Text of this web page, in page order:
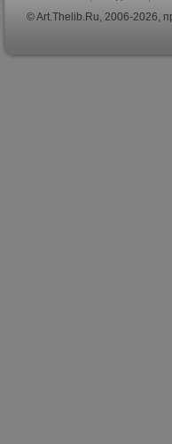
© Art.Thelib.Ru, 2006-2026,